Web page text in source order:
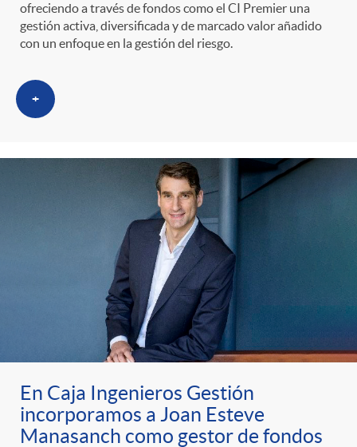
ofreciendo a través de fondos como el CI Premier una
gestión activa, diversificada y de marcado valor añadido
con un enfoque en la gestión del riesgo.
+
En Caja Ingenieros Gestión
incorporamos a Joan Esteve
Manasanch como gestor de fondos